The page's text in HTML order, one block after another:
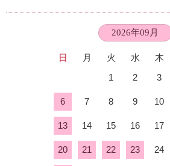
2026年09月
日 月 火 水 木
1
2 3
6 7 8 9 10
13 14 15 16 17
20 21 22 23 24